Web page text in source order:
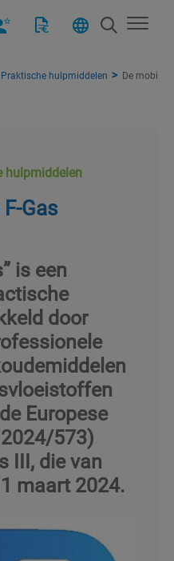
Praktische hulpmiddelen De mobiele
hulpmiddelen
Gas
is een
door
Europese
573)
III, die van
maart 2024.